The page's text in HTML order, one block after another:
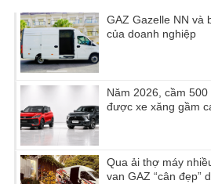
GAZ Gazelle NN và
của doanh nghiệp
Năm 2026, cầm
được xe xăng gầm
Qua ải thợ máy
van GAZ “cân đẹp”